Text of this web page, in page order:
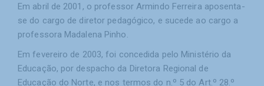
Em abril de 2001, o professor Armindo Ferreira aposenta-
se do cargo de diretor pedagógico, e sucede ao cargo a
professora Madalena Pinho.
Em fevereiro de 2003, foi concedida pelo Ministério da
Educação, por despacho da Diretora Regional de
Educação do Norte, e nos termos do n.º 5 do Art.º 28.º